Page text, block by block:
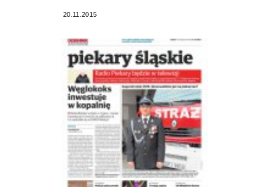
20.11.2015